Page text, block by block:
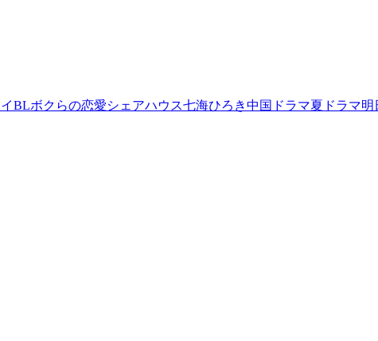
BLボクらの恋愛シェアハウス七海ひろき中国ドラマ夏ドラマ明